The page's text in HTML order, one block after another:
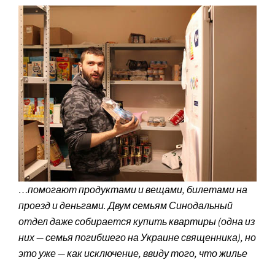
…помогают продуктами и вещами, билетами на
проезд и деньгами. Двум семьям Синодальный
отдел даже собирается купить квартиры (одна из
них — семья погибшего на Украине священника), но
это уже — как исключение, ввиду того, что жилье